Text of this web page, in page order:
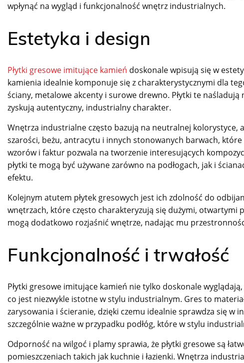
wpłynąć na wygląd i funkcjonalność wnętrz industrialnych.
Estetyka i design
Płytki gresowe imitujące kamień doskonale wpisują się w
kamienia idealnie komponuje się z charakterystycznymi dla
ściany, metalowe akcenty i surowe drewno. Płytki te
zyskują autentyczny, industrialny charakter.
Wnętrza industrialne często bazują na neutralnej kolorystyce,
szarości, beżu, antracytu i innych stonowanych barwach,
wzorów i faktur pozwala na tworzenie interesujących
płytki te mogą być używane zarówno na podłogach, jak i
efektu.
Kolejnym atutem płytek gresowych jest ich zdolność do
wnętrzach, które często charakteryzują się dużymi, otwartymi
mogą dodatkowo rozjaśnić wnętrze, nadając mu
Funkcjonalność i trwałość
Płytki gresowe imitujące kamień nie tylko doskonale
co jest niezwykle istotne w stylu industrialnym. Gres to
zarysowania i ścieranie, dzięki czemu idealnie sprawdza się w
szczególnie ważne w przypadku podłóg, które w stylu
Odporność na wilgoć i plamy sprawia, że płytki gresowe są
pomieszczeniach takich jak kuchnie i łazienki. Wnętrza